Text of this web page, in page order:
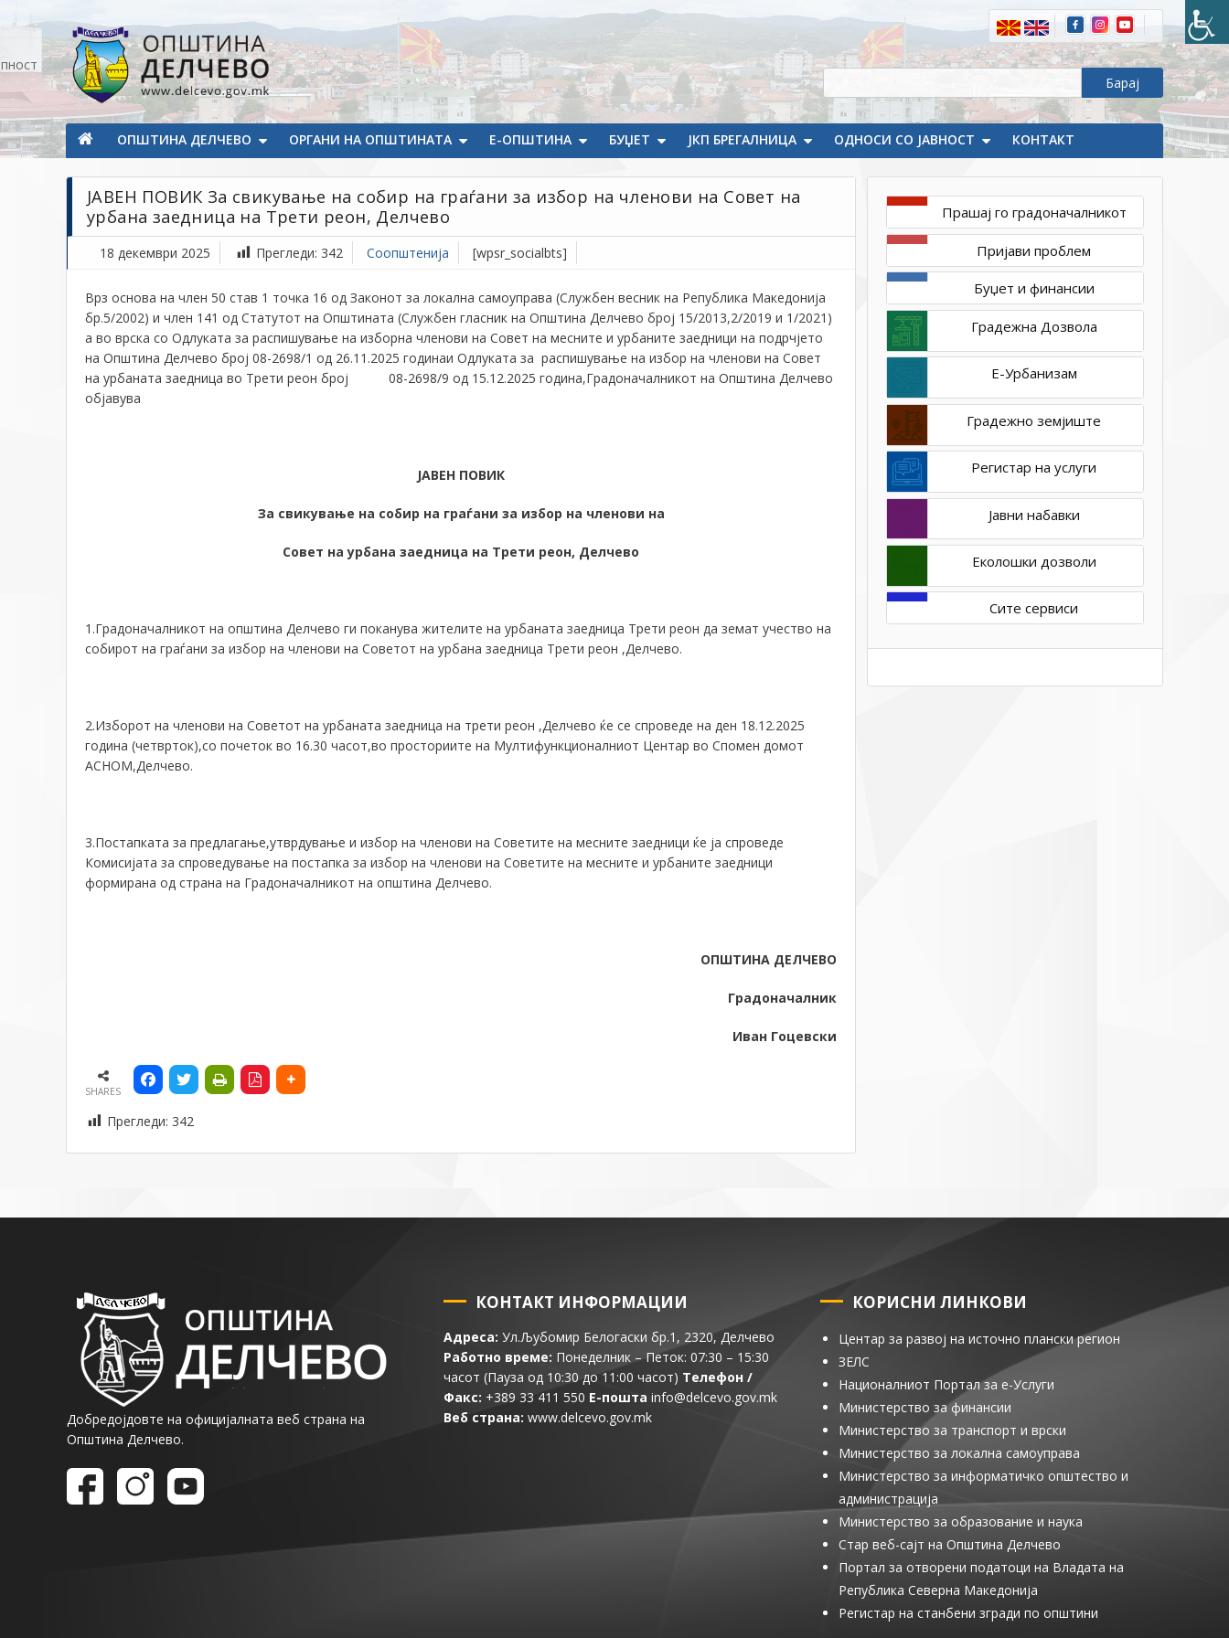
Општина Делчево
Општина Делчево
ОПШТИНА ДЕЛЧЕВО ОРГАНИ НА ОПШТИНАТА Е-ОПШТИНА БУЏЕТ ЈКП БРЕГАЛНИЦА ОДНОСИ СО ЈАВНОСТ КОНТАКТ
ЈАВЕН ПОВИК За свикување на собир на граѓани за избор на членови на Совет на
урбана заедница на Трети реон, Делчево
18 декември 2025 Прегледи: 342 Соопштенија [wpsr_socialbts]
на
Совет
урбана
заедница
на
Трети
реон,
Делчево
Врз основа на член 50 став 1 точка 16 од Законот за локална самоуправа (Службен весник на Република Македонија
бр.5/2002) и член 141 од Статутот на Општината (Службен гласник на Општина Делчево број 15/2013,2/2019 и 1/2021)
а во врска со Одлуката за распишување на изборна членови на Совет на месните и урбаните заедници на подрчјето
на Општина Делчево број 08-2698/1 од 26.11.2025 годинаи Одлуката за распишување на избор на членови на Совет
на урбаната заедница во Трети реон број 08-2698/9 од 15.12.2025 година,Градоначалникот на Општина Делчево
објавува
ЈАВЕН ПОВИК
За свикување на собир на граѓани за избор на членови на
Совет на урбана заедница на Трети реон, Делчево
1.Градоначалникот на општина Делчево ги поканува жителите на урбаната заедница Трети реон да земат учество на
собирот на граѓани за избор на членови на Советот на урбана заедница Трети реон ,Делчево.
2.Изборот на членови на Советот на урбаната заедница на трети реон ,Делчево ќе се спроведе на ден 18.12.2025
година (четврток),со почеток во 16.30 часот,во просториите на Мултифункционалниот Центар во Спомен домот
АСНОМ,Делчево.
3.Постапката за предлагање,утврдување и избор на членови на Советите на месните заедници ќе ја спроведе
Комисијата за спроведување на постапка за избор на членови на Советите на месните и урбаните заедници
формирана од страна на Градоначалникот на општина Делчево.
ОПШТИНА ДЕЛЧЕВО
Градоначалник
Иван Гоцевски
SHARES
Прегледи: 342
Прашај го градоначалникот
Пријави проблем
Буџет и финансии
Градежна Дозвола
Е-Урбанизам
Градежно земјиште
Регистар на услуги
Јавни набавки
Еколошки дозволи
Сите сервиси
Добредојдовте на официјалната веб страна на
Општина Делчево.
КОНТАКТ ИНФОРМАЦИИ
Адреса: Ул.Љубомир Белогаски бр.1, 2320, Делчево
Работно време: Понеделник – Петок: 07:30 – 15:30
часот (Пауза од 10:30 до 11:00 часот) Телефон /
Факс: +389 33 411 550 Е-пошта info@delcevo.gov.mk
Веб страна: www.delcevo.gov.mk
КОРИСНИ ЛИНКОВИ
Центар за развој на источно плански регион
ЗЕЛС
Националниот Портал за е-Услуги
Министерство за финансии
Министерство за транспорт и врски
Министерство за локална самоуправа
Министерство за информатичко општество и
администрација
Министерство за образование и наука
Стар веб-сајт на Општина Делчево
Портал за отворени податоци на Владата на
Република Северна Македонија
Регистар на станбени згради по општини